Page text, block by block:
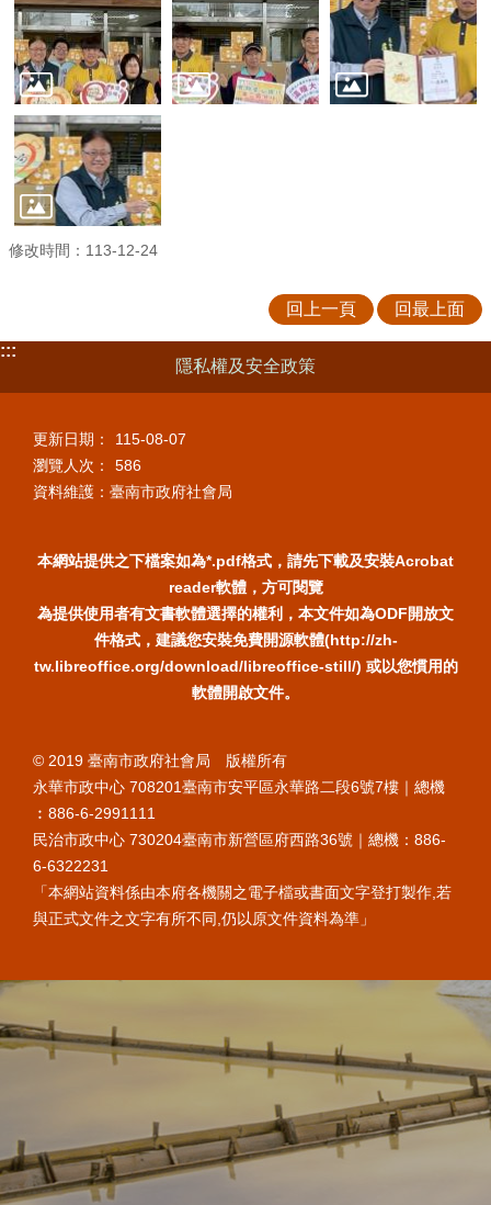
修改時間：113-12-24
回上一頁 回最上面
:::
隱私權及安全政策
更新日期：
115-08-07
瀏覽人次：
586
資料維護：臺南市政府社會局
本網站提供之下檔案如為*.pdf格式，請先下載及安裝Acrobat
reader軟體，方可閱覽
為提供使用者有文書軟體選擇的權利，本文件如為ODF開放文
件格式，建議您安裝免費開源軟體(http://zh-
tw.libreoffice.org/download/libreoffice-still/) 或以您慣用的
軟體開啟文件。
© 2019 臺南市政府社會局 版權所有
永華市政中心 708201臺南市安平區永華路二段6號7樓｜總機
︰886-6-2991111
民治市政中心 730204臺南市新營區府西路36號｜總機：886-
6-6322231
「本網站資料係由本府各機關之電子檔或書面文字登打製作,若
與正式文件之文字有所不同,仍以原文件資料為準」